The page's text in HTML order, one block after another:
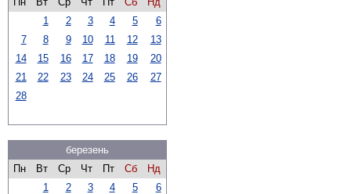
1
2 3 4 5
6
7
8 9 10 11 12
13
14
15 16 17 18 19
20
21
22 23 24 25 26
27
28
березень
Пн
Вт Ср Чт Пт Сб
Нд
1
2 3 4 5
6